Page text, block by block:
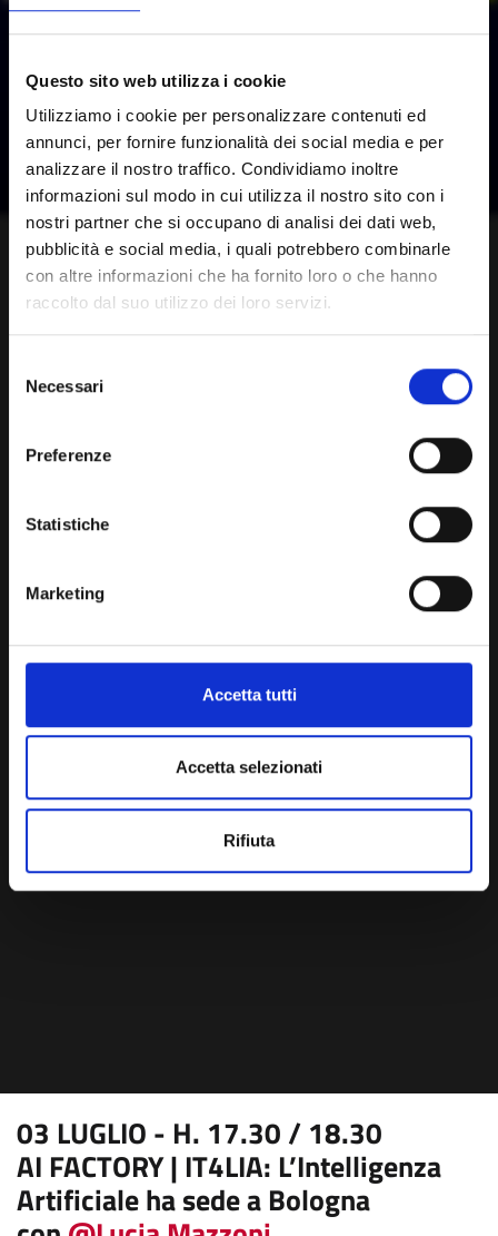
Questo sito web utilizza i cookie
Utilizziamo i cookie per personalizzare contenuti ed
annunci, per fornire funzionalità dei social media e per
analizzare il nostro traffico. Condividiamo inoltre
informazioni sul modo in cui utilizza il nostro sito con i
nostri partner che si occupano di analisi dei dati web,
pubblicità e social media, i quali potrebbero combinarle
con altre informazioni che ha fornito loro o che hanno
raccolto dal suo utilizzo dei loro servizi.
delNecessari
Preferenze
Statistiche
Marketing
Accetta tutti
Accetta selezionati
Rifiuta
03 LUGLIO - H. 17.30 / 18.30
AI FACTORY | IT4LIA: L’Intelligenza
Artificiale ha sede a Bologna